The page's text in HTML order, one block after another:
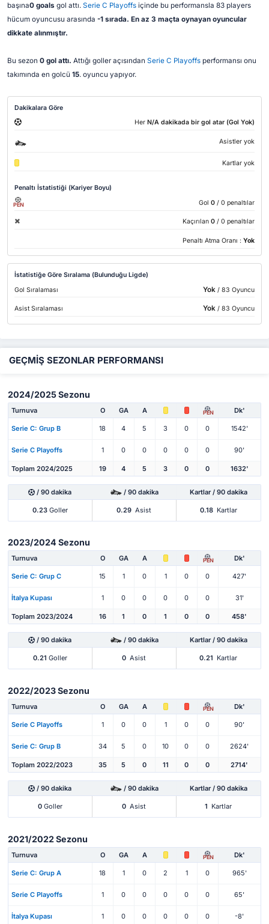
başına0 goals gol attı. Serie C Playoffsiçinde bu performansla 83 players
hücum oyuncusu arasında -1 sırada. En az 3 maçta oynayan oyuncular
dikkate alınmıştır.
Bu sezon 0 gol attı. Attığı goller açısından Serie C Playoffsperformansı onu
takımında en golcü 15. oyuncu yapıyor.
Dakikalara Göre
Her N/A dakikada bir gol atar (Gol Yok)
Asistler yok
Kartlar yok
Penaltı İstatistiği (Kariyer Boyu)
PEN Gol 0 / 0 penaltılar
Kaçırılan 0 / 0 penaltılar
Penaltı Atma Oranı : Yok
İstatistiğe Göre Sıralama (Bulunduğu Ligde)
Gol Sıralaması
Yok / 83 Oyuncu
Asist Sıralaması Yok/ 83 Oyuncu
GEÇMİŞ SEZONLAR PERFORMANSI
2024/2025 Sezonu
Turnuva O GA A PEN Dk'
Serie C: Grup B 18 4 5 3 0 0 1542'
Serie C Playoffs 1 0 0 0 0 0 90'
Toplam 2024/2025 19 4 5 3 0 0 1632'
/ 90 dakika / 90 dakika Kartlar / 90 dakika
0.23Goller 0.29 Asist 0.18 Kartlar
2023/2024 Sezonu
Turnuva O GA A PEN Dk'
Serie C: Grup C 15 1 0 1 0 0 427'
İtalya Kupası 1 0 0 0 0 0 31'
Toplam 2023/2024 16 1 0 1 0 0 458'
/ 90 dakika / 90 dakika Kartlar / 90 dakika
0.21 Goller 0 Asist 0.21 Kartlar
2022/2023 Sezonu
Turnuva O GA A PEN Dk'
Serie C Playoffs 1 0 0 1 0 0 90'
Serie C: Grup B 34 5 0 10 0 0 2624'
Toplam 2022/2023 35 5 0 11 0 0 2714'
/ 90 dakika / 90 dakika Kartlar / 90 dakika
0Goller 0 Asist 1 Kartlar
2021/2022 Sezonu
Turnuva O GA A PEN Dk'
Serie C: Grup A 18 1 0 2 1 0 965'
Serie C Playoffs 1 0 0 0 0 0 65'
İtalya Kupası 1 0 0 0 0 0 -8'